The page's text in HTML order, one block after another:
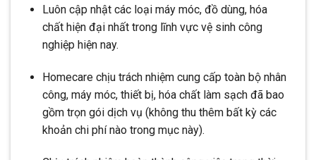
Luôn cập nhật các loại máy móc, đồ dùng, hóa
chất hiện đại nhất trong lĩnh vực vệ sinh công
nghiệp hiện nay.
Homecare chịu trách nhiệm cung cấp toàn bộ nhân
công, máy móc, thiết bị, hóa chất làm sạch đã bao
gồm trọn gói dịch vụ (không thu thêm bất kỳ các
khoản chi phí nào trong mục này).